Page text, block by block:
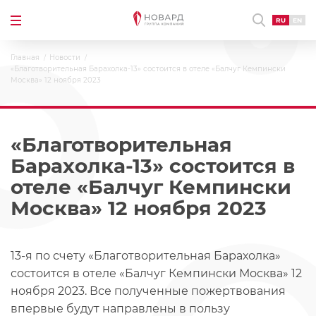
RU EN
Главная
Новости
«Благотворительная Барахолка-13» состоится в отеле «Балчуг Кемпински
Москва» 12 ноября 2023
«Благотворительная
Барахолка-13» состоится в
отеле «Балчуг Кемпински
Москва» 12 ноября 2023
13-я по счету «Благотворительная Барахолка»
состоится в отеле «Балчуг Кемпински Москва» 12
ноября 2023. Все полученные пожертвования
впервые будут направлены в пользу